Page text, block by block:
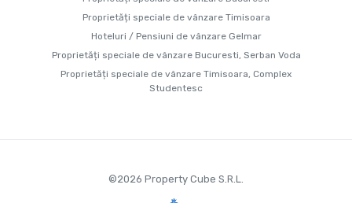
Proprietăți speciale de vânzare Timisoara
Hoteluri / Pensiuni de vânzare Gelmar
Proprietăți speciale de vânzare Bucuresti, Serban Voda
Proprietăți speciale de vânzare Timisoara, Complex
Studentesc
©2026 Property Cube S.R.L.